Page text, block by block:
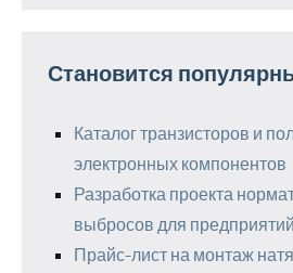
Становится
Каталог транзисторов и
электронных компонентов
Разработка проекта
выбросов для предприятий
Прайс-лист на монтаж